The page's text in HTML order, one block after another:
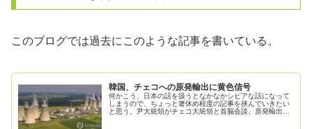
このブログでは過去にこのような記事を書いている。
韓国、チェコへの原発輸出に黄色信号
何かこう、日本の話を扱うとなかなかシビアな話になって
しまうので、ちょっと箸休め程度の記事を挟んでいきたい
と思う。尹大統領がチェコ大統領と首脳会談、原発輸出で